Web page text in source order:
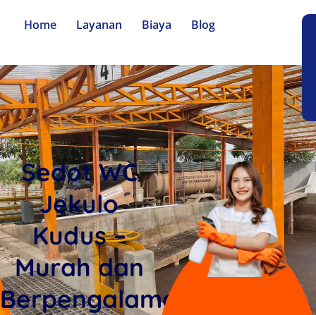
Home Layanan Biaya Blog
Sedot WC
Jekulo
Kudus –
Murah dan
Berpengalaman